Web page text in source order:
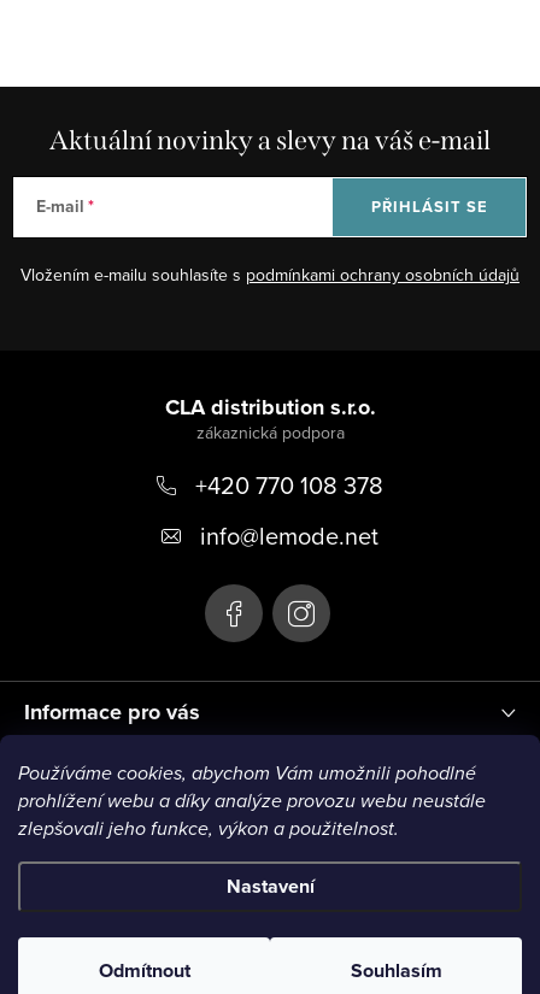
Používáme cookies, abychom Vám umožnili pohodlné
prohlížení webu a díky analýze provozu webu neustále
zlepšovali jeho funkce, výkon a použitelnost.
Nastavení
Odmítnout Souhlasím
Aktuální novinky a slevy na váš e-mail
E-mail
Vložením e-mailu souhlasíte s podmínkami ochrany osobních údajů
PŘIHLÁSIT SE
Informace pro vás
CLA distribution s.r.o.
+420 770 108 378
info@lemode.net
Blog
Copyright 2026Le Mode. Všechna práva vyhrazena.